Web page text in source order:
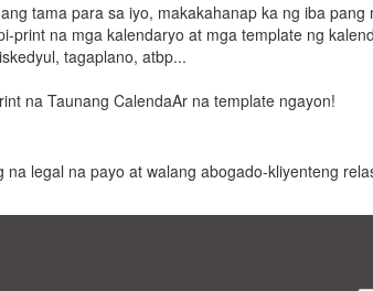
tama para sa iyo, makakahanap ka ng iba
print na mga kalendaryo at mga template ng
tagaplano, atbp...
na Taunang CalendaAr na template ngayon!
legal na payo at walang abogado-kliyenteng